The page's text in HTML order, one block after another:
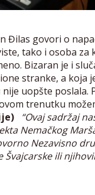
Đilas govori o
tako i osoba za
Bizaran je i
stranke, a koja
uopšte poslala.
trenutku
“Ovaj sadržaj
Nemačkog
Nezavisno
Švajcarske ili